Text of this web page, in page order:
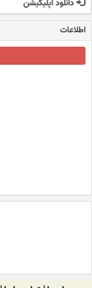
دانلود اپلیکیشن
اطلاعات